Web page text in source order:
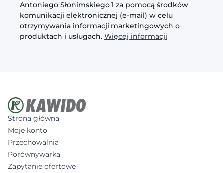
Antoniego Słonimskiego 1 za pomocą środków
komunikacji elektronicznej (e-mail) w celu
otrzymywania informacji marketingowych o
produktach i usługach. Więcej informacji
Strona główna
Moje konto
Przechowalnia
Porównywarka
Zapytanie ofertowe